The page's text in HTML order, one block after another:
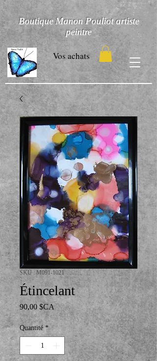
Boutique Manon Pouliot artiste
peintre
Vos achats
SKU : M091-1021
Étincelant
90,00 $CAPrix
Quantité *